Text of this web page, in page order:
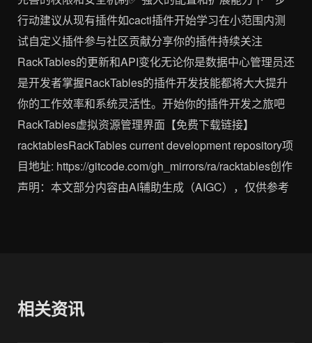
行动建议从现有插件如cacti插件开始学习在小范围内测
试自定义插件参与社区贡献分享你的插件持续关注
RackTables的更新和API变化无论你是数据中心管理员还
是开发者掌握RackTables的插件开发技能都将大大提升
你的工作效率和系统灵活性。开始你的插件开发之旅吧
RackTables虚拟资源管理界面【免费下载链接】
racktablesRackTables current development repository项
目地址: https://gitcode.com/gh_mirrors/ra/racktables创作
声明：本文部分内容由AI辅助生成（AIGC），仅供参考
相关资讯